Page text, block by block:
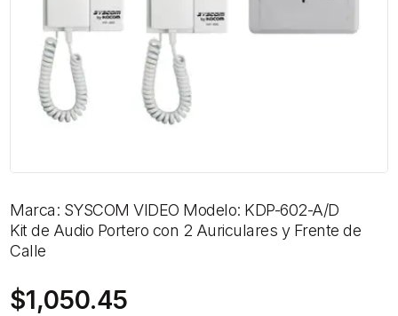
Marca: SYSCOM VIDEO Modelo: KDP-602-A/D
Kit de Audio Portero con 2 Auriculares y Frente de
Calle
$1,050.45